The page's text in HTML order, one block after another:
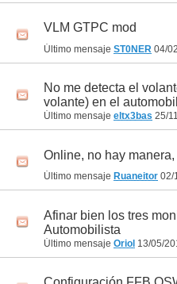
VLM GTPC mod
Último mensaje ST0NER 04/
No me detecta el
volante) en el
Último mensaje eltx3bas 25/
Online, no hay manera,
Último mensaje Ruaneitor 02/
Afinar bien los tres
Automobilista
Último mensaje Oriol 13/05/